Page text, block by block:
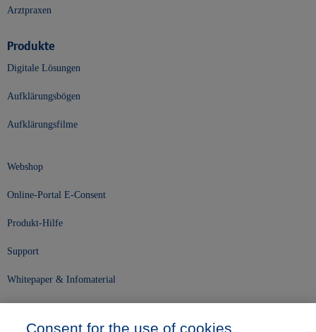
Arztpraxen
Produkte
Digitale Lösungen
Aufklärungsbögen
Aufklärungsfilme
Webshop
Online-Portal E-Consent
Produkt-Hilfe
Support
Whitepaper & Infomaterial
Consent for the use of cookies